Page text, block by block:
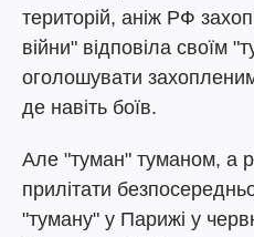
територій, аніж РФ
війни" відповіла своїм
оголошувати
де навіть боїв.
Але "туман" туманом, а
прилітати
"туману" у Парижі у